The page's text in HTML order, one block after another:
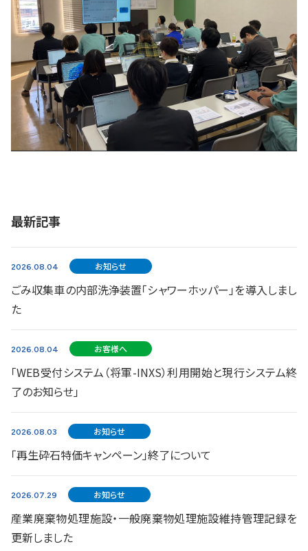
最新記事
2026.08.04 お知らせ
ごみ収集車の内部洗浄装置「シャワーホッパー」を導入しまし
た
2026.08.04 お客様へ
「WEB受付システム（将軍-INXS）利用開始と現行システム終
了のお知らせ」
2026.08.03 お知らせ
「再生砕石特価キャンペーン」終了について
2026.07.29 お知らせ
産業廃棄物処理施設・一般廃棄物処理施設維持管理記録を
更新しました